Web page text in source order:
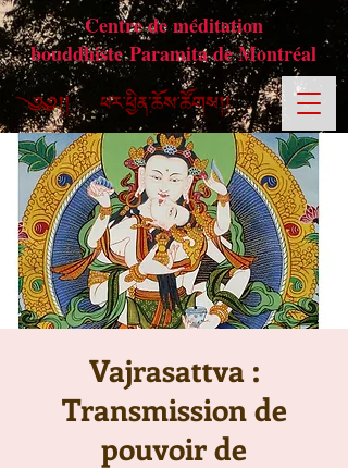
Centre de méditation
bouddhiste Paramita de Montréal
Vajrasattva :
Transmission de
pouvoir de